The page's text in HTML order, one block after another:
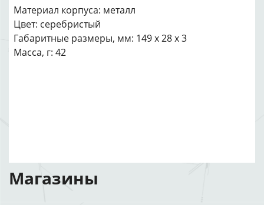
Материал корпуса: металл
Цвет: серебристый
Габаритные размеры, мм: 149 x 28 x 3
Масса, г: 42
Магазины